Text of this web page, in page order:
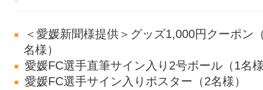
＜愛媛新聞様提供＞グッズ1,000円クーポン
名様）
愛媛FC選手直筆サイン入り2号ボール（1名
愛媛FC選手サイン入りポスター（2名様）